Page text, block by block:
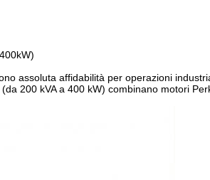
assoluta affidabilità per operazioni
200 kVA a 400 kW) combinano motori